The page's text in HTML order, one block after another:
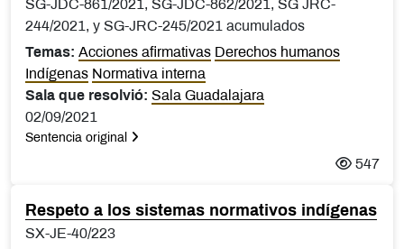
SG-JDC-861/2021, SG-JDC-862/2021, SG JRC-
244/2021, y SG-JRC-245/2021 acumulados
Temas: Acciones afirmativas
Derechos humanos
Indígenas Normativa interna
Sala que resolvió: Sala Guadalajara
02/09/2021
Sentencia original
547
Respeto a los sistemas normativos indígenas
SX-JE-40/223